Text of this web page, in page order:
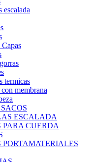
escalada
Capas
termicas
membrana
ESCALADA
PARA CUERDA
PORTAMATERIALES